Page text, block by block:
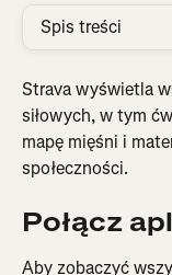
Spis treści
Strava wyświetla
siłowych, w tym
mapę mięśni i
społeczności.
Połącz
Aby zobaczyć